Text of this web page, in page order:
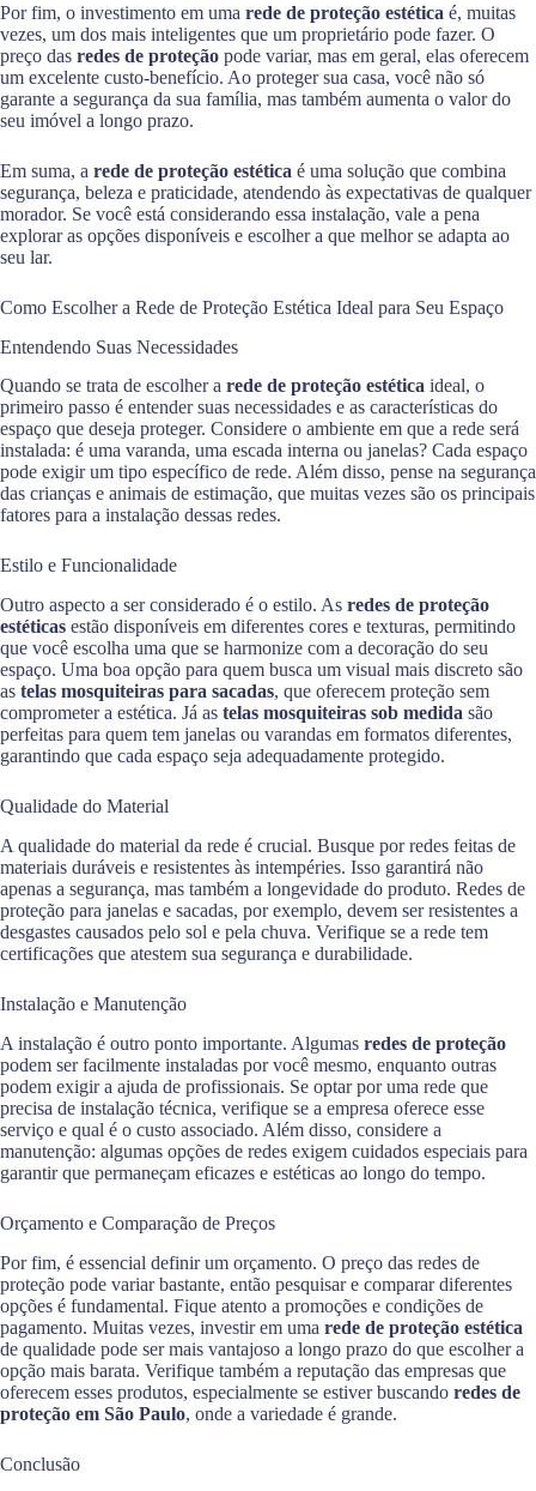
Por fim, o investimento em uma rede de proteção estética é, muitas
vezes, um dos mais inteligentes que um proprietário pode fazer. O
preço das redes de proteção pode variar, mas em geral, elas oferecem
um excelente custo-benefício. Ao proteger sua casa, você não só
garante a segurança da sua família, mas também aumenta o valor do
seu imóvel a longo prazo.
Em suma, a rede de proteção estética é uma solução que combina
segurança, beleza e praticidade, atendendo às expectativas de qualquer
morador. Se você está considerando essa instalação, vale a pena
explorar as opções disponíveis e escolher a que melhor se adapta ao
seu lar.
Como Escolher a Rede de Proteção Estética Ideal para Seu Espaço
Entendendo Suas Necessidades
Quando se trata de escolher a rede de proteção estética ideal, o
primeiro passo é entender suas necessidades e as características do
espaço que deseja proteger. Considere o ambiente em que a rede será
instalada: é uma varanda, uma escada interna ou janelas? Cada espaço
pode exigir um tipo específico de rede. Além disso, pense na segurança
das crianças e animais de estimação, que muitas vezes são os principais
fatores para a instalação dessas redes.
Estilo e Funcionalidade
Outro aspecto a ser considerado é o estilo. As redes de proteção
estéticas estão disponíveis em diferentes cores e texturas, permitindo
que você escolha uma que se harmonize com a decoração do seu
espaço. Uma boa opção para quem busca um visual mais discreto são
as telas mosquiteiras para sacadas, que oferecem proteção sem
comprometer a estética. Já as telas mosquiteiras sob medida são
perfeitas para quem tem janelas ou varandas em formatos diferentes,
garantindo que cada espaço seja adequadamente protegido.
Qualidade do Material
A qualidade do material da rede é crucial. Busque por redes feitas de
materiais duráveis e resistentes às intempéries. Isso garantirá não
apenas a segurança, mas também a longevidade do produto. Redes de
proteção para janelas e sacadas, por exemplo, devem ser resistentes a
desgastes causados pelo sol e pela chuva. Verifique se a rede tem
certificações que atestem sua segurança e durabilidade.
Instalação e Manutenção
A instalação é outro ponto importante. Algumas redes de proteção
podem ser facilmente instaladas por você mesmo, enquanto outras
podem exigir a ajuda de profissionais. Se optar por uma rede que
precisa de instalação técnica, verifique se a empresa oferece esse
serviço e qual é o custo associado. Além disso, considere a
manutenção: algumas opções de redes exigem cuidados especiais para
garantir que permaneçam eficazes e estéticas ao longo do tempo.
Orçamento e Comparação de Preços
Por fim, é essencial definir um orçamento. O preço das redes de
proteção pode variar bastante, então pesquisar e comparar diferentes
opções é fundamental. Fique atento a promoções e condições de
pagamento. Muitas vezes, investir em uma rede de proteção estética
de qualidade pode ser mais vantajoso a longo prazo do que escolher a
opção mais barata. Verifique também a reputação das empresas que
oferecem esses produtos, especialmente se estiver buscando redes de
proteção em São Paulo, onde a variedade é grande.
Conclusão